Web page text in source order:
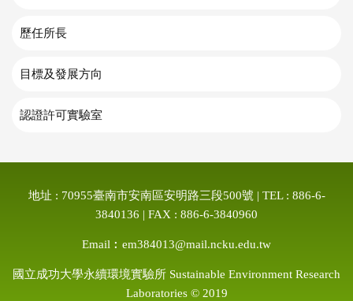
歷任所長
目標及發展方向
認證許可實驗室
地址 : 70955臺南市安南區安明路三段500號 | TEL : 886-6-
3840136 | FAX : 886-6-3840960
Email︰em384013@mail.ncku.edu.tw
國立成功大學永續環境實驗所 Sustainable Environment Research
Laboratories © 2019